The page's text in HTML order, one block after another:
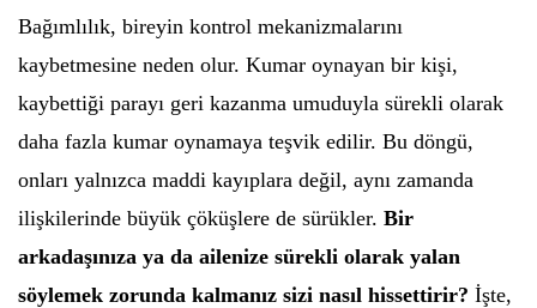
Bağımlılık, bireyin kontrol mekanizmalarını
kaybetmesine neden olur. Kumar oynayan bir kişi,
kaybettiği parayı geri kazanma umuduyla sürekli olarak
daha fazla kumar oynamaya teşvik edilir. Bu döngü,
onları yalnızca maddi kayıplara değil, aynı zamanda
ilişkilerinde büyük çöküşlere de sürükler. Bir
arkadaşınıza ya da ailenize sürekli olarak yalan
söylemek zorunda kalmanız sizi nasıl hissettirir? İşte,